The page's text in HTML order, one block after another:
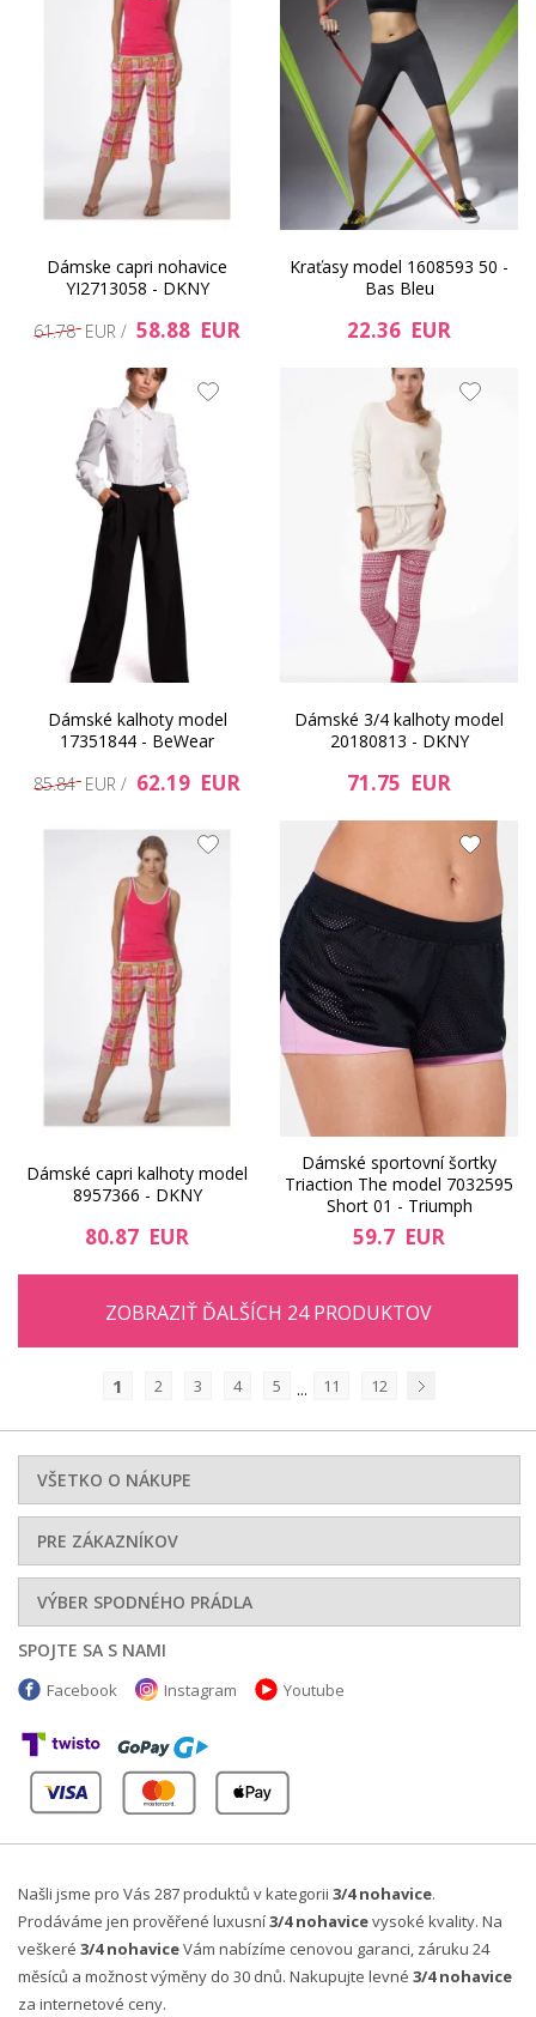
Dámske capri nohavice
YI2713058 - DKNY
61.78 EUR / 58.88 EUR
Kraťasy model 1608593 50 -
Bas Bleu
22.36 EUR
Dámské kalhoty model
17351844 - BeWear
85.84 EUR / 62.19 EUR
Dámské 3/4 kalhoty model
20180813 - DKNY
71.75 EUR
Dámské capri kalhoty model
8957366 - DKNY
80.87 EUR
Dámské sportovní šortky
Triaction The model 7032595
Short 01 - Triumph
59.7 EUR
ZOBRAZIŤ ĎALŠÍCH 24 PRODUKTOV
1 2 3 4 5 ... 11
12
VŠETKO O NÁKUPE
PRE ZÁKAZNÍKOV
VÝBER SPODNÉHO PRÁDLA
SPOJTE SA S NAMI
Facebook Instagram Youtube
Našli jsme pro Vás 287 produktů v kategorii 3/4 nohavice.
Prodáváme jen prověřené luxusní3/4 nohavicevysoké kvality. Na
veškeré 3/4 nohaviceVám nabízíme cenovou garanci, záruku 24
měsíců a možnost výměny do 30 dnů. Nakupujte levné 3/4 nohavice
za internetové ceny.